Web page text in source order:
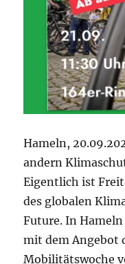
Hameln,
andern
Eigentlich ist
des globalen
Future. In
mit dem Angebot
Mobilitätswoche